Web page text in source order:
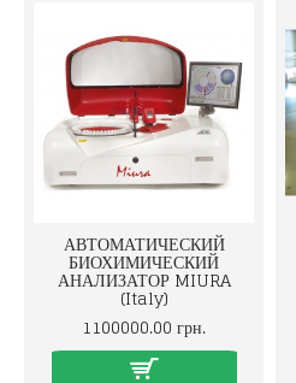
АВТОМАТИЧЕСКИЙ
БИОХИМИЧЕСКИЙ
АНАЛИЗАТОР MIURA
(Italy)
1100000.00 грн.